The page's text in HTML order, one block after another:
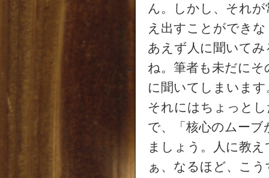
ん。しかし、それ
え出すことができ
あえず人に聞いて
ね。筆者も未だに
に聞いてしまいま
それにはちょっと
で、「核心のムー
ましょう。人に教
ぁ、なるほど、こ